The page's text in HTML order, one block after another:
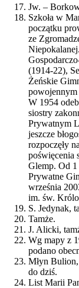
Jw. –
Szkoła w
początku
ze
(1914-22),
Żeńskie
powojennym
W 1954
siostry
Prywatnym
jeszcze
rozpoczęły
poświęcenia
Glemp. Od
Prywatne
września
im. św.
S. Jedynak,
Tamże.
J. Alicki,
Wg mapy z
podano
Młyn
do dziś.
List Marii